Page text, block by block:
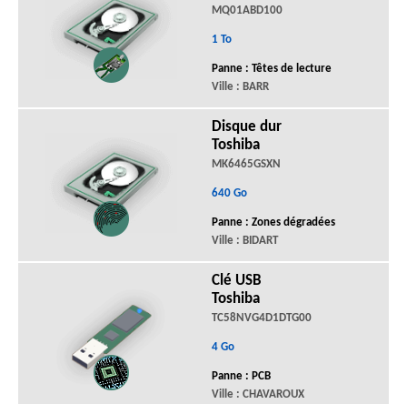
MQ01ABD100
1 To
Panne : Têtes de lecture
Ville : BARR
Disque dur
Toshiba
MK6465GSXN
640 Go
Panne : Zones dégradées
Ville : BIDART
Clé USB
Toshiba
TC58NVG4D1DTG00
4 Go
Panne : PCB
Ville : CHAVAROUX